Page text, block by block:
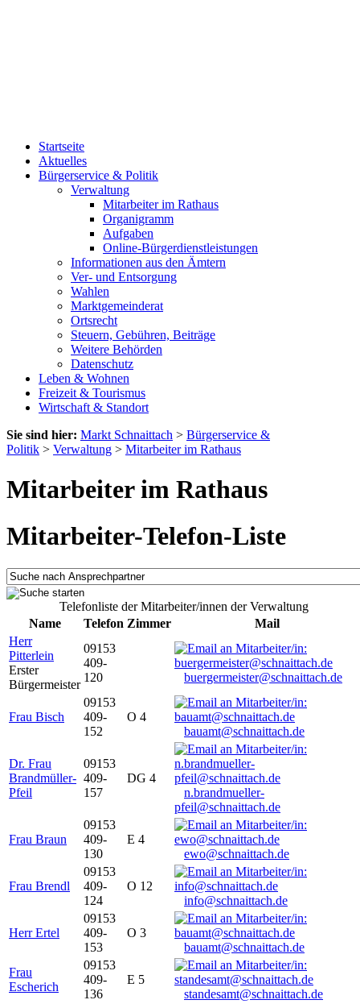
Startseite
Aktuelles
Bürgerservice & Politik
Verwaltung
Mitarbeiter im Rathaus
Organigramm
Aufgaben
Online-Bürgerdienstleistungen
Informationen aus den Ämtern
Ver- und Entsorgung
Wahlen
Marktgemeinderat
Ortsrecht
Steuern, Gebühren, Beiträge
Weitere Behörden
Datenschutz
Leben & Wohnen
Freizeit & Tourismus
Wirtschaft & Standort
Sie sind hier: Markt Schnaittach > Bürgerservice &
Politik > Verwaltung > Mitarbeiter im Rathaus
Mitarbeiter im Rathaus
Mitarbeiter-Telefon-Liste
Telefonliste der Mitarbeiter/innen der Verwaltung
Name
Telefon Zimmer
Mail
Herr
Pitterlein
Erster
Bürgermeister
09153
409-
120
buergermeister@schnaittach.de
Frau Bisch
09153
409-
152
O 4
bauamt@schnaittach.de
Dr. Frau
Brandmüller-
Pfeil
09153
409-
157
DG 4
n.brandmueller-
pfeil@schnaittach.de
Frau Braun
09153
409-
130
E 4
ewo@schnaittach.de
Frau Brendl
09153
409-
124
O 12
info@schnaittach.de
Herr Ertel
09153
409-
153
O 3
bauamt@schnaittach.de
Frau
Escherich
09153
409-
136
E 5
standesamt@schnaittach.de